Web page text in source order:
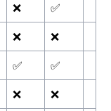
❌ ✅
❌ ❌
✅ ✅
❌ ❌